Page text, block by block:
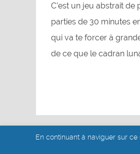
C’est un jeu abstrait
parties de 30 minutes
qui va te forcer à
de ce que le cadran
© akoa tujou 2019 - 2026-
En continuant à naviguer sur